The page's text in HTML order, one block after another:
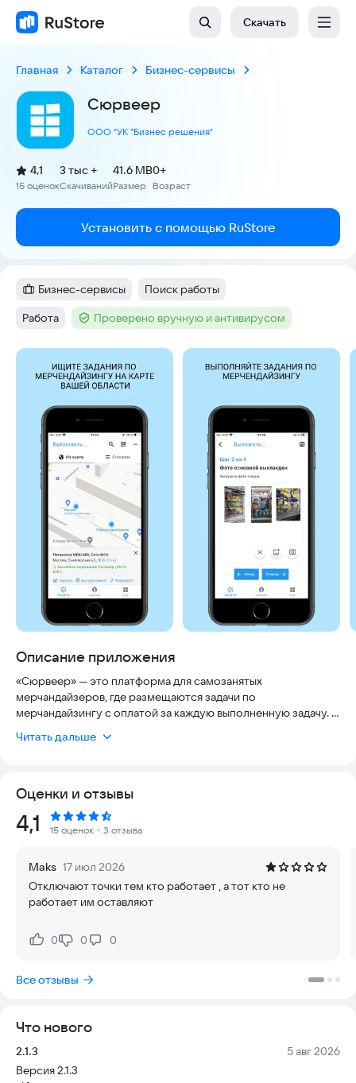
Скачать
Главная Каталог Бизнес-сервисы
Сюрвеер
ООО "УК "Бизнес решения"
Рейтинг:
4,1
(
15 оценок
)
Скачиваний
3 тыс +
Размер
41.6 MB
Возраст
0+
Установить с помощью RuStore
Категория :
Бизнес-сервисы Тег:
Поиск работы
Тег:
Работа Тег :Проверено вручную и антивирусом
Скриншоты
Описание приложения
«Сюрвеер» — это платформа для самозанятых
мерчандайзеров, где размещаются задачи по
мерчандайзингу с оплатой за каждую выполненную задачу.
Мы работаем в 300+ городах России и предлагаем
подписываем договор оферты и компенсируем оплату
Все задачи появляются на интерактивной карте приложения:
вы выбираете удобную торговую точку, выполняете в ней
Основные задачи на платформе — это выкладка товара,
актуализация ценников, выявление просрочки и создание
фотоотчетов.
Скачивайте приложение «Сюрвеер», чтобы найти задачи в
вашем районе.
Читать дальше
Оценки и отзывы
Рейтинг:
4,1 15 оценок ・3 отзыва
Maks 17 июл 2026
Отключают точки тем кто работает , а тот кто не
работает им оставляют
Нравится:
0Не нравится:
0 0
Все отзывы
Что нового
Версия:
2.1.3 Дата:
5 авг 2026
Версия 2.1.3